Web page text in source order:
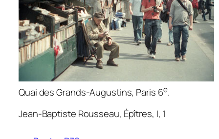
Quai des Grands-Augustins, Paris 6e.
Jean-Baptiste Rousseau, Épîtres, I, 1